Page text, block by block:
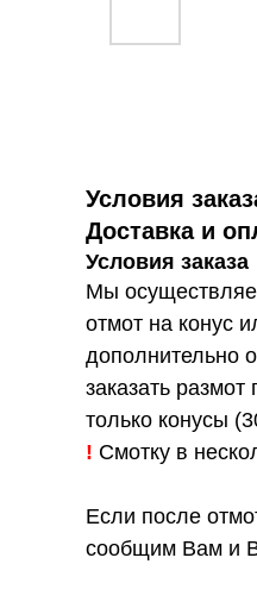
Условия
Доставка и
Условия заказа
Мы
отмот на конус
дополнительно
заказать
только конусы
! Смотку в
Если после
сообщим Вам и